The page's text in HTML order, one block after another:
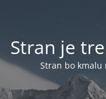
Stran je
Stran bo kmalu